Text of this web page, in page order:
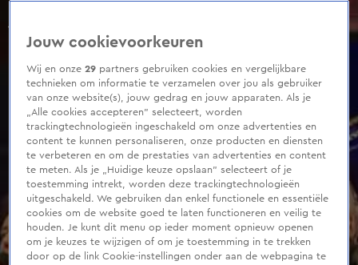
of
seconds
Jouw cookievoorkeuren
Wij en onze29 partners gebruiken cookies en vergelijkbare
technieken om informatie te verzamelen over jou als gebruiker
van onze website(s), jouw gedrag en jouw apparaten. Als je
„Alle cookies accepteren” selecteert, worden
trackingtechnologieën ingeschakeld om onze advertenties en
content te kunnen personaliseren, onze producten en diensten
te verbeteren en om de prestaties van advertenties en content
te meten. Als je „Huidige keuze opslaan” selecteert of je
toestemming intrekt, worden deze trackingtechnologieën
uitgeschakeld. We gebruiken dan enkel functionele en essentiële
cookies om de website goed te laten functioneren en veilig te
houden. Je kunt dit menu op ieder moment opnieuw openen
om je keuzes te wijzigen of om je toestemming in te trekken
door op de link Cookie-instellingen onder aan de webpagina te